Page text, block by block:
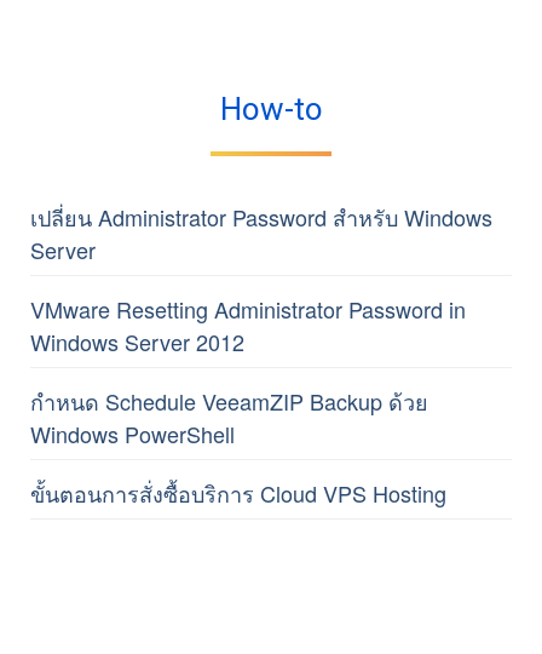
How-to
เปลี่ยน Administrator Password สำหรับ Windows
Server
VMware Resetting Administrator Password in
Windows Server 2012
กำหนด Schedule VeeamZIP Backup ด้วย
Windows PowerShell
ขั้นตอนการสั่งซื้อบริการ Cloud VPS Hosting